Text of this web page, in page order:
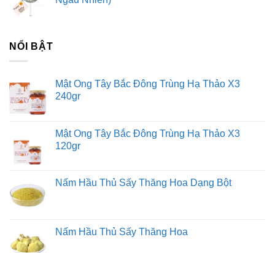
NỔI BẬT
Mật Ong Tây Bắc Đông Trùng Hạ Thảo X3
240gr
Mật Ong Tây Bắc Đông Trùng Hạ Thảo X3
120gr
Nấm Hầu Thủ Sấy Thăng Hoa Dạng Bột
Nấm Hầu Thủ Sấy Thăng Hoa